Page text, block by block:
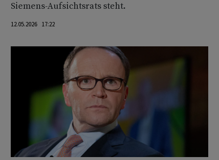
Siemens-Aufsichtsrats steht.
12.05.2026 17:22